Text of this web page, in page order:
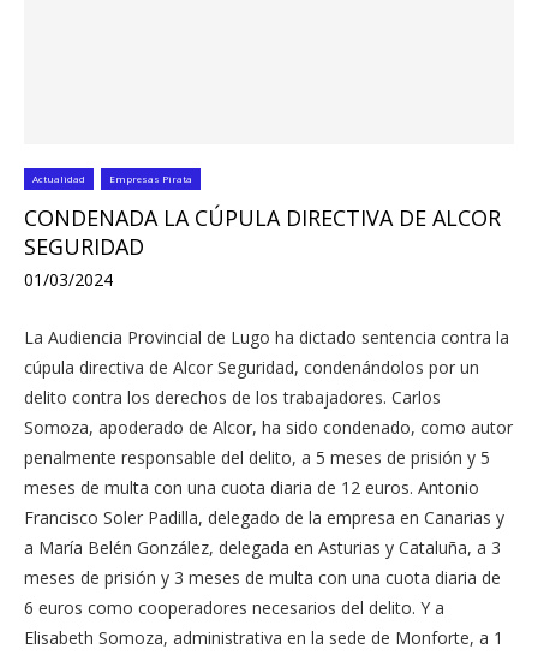
Actualidad Empresas Pirata
CONDENADA LA CÚPULA DIRECTIVA DE ALCOR
SEGURIDAD
01/03/2024
La Audiencia Provincial de Lugo ha dictado sentencia contra la
cúpula directiva de Alcor Seguridad, condenándolos por un
delito contra los derechos de los trabajadores. Carlos
Somoza, apoderado de Alcor, ha sido condenado, como autor
penalmente responsable del delito, a 5 meses de prisión y 5
meses de multa con una cuota diaria de 12 euros. Antonio
Francisco Soler Padilla, delegado de la empresa en Canarias y
a María Belén González, delegada en Asturias y Cataluña, a 3
meses de prisión y 3 meses de multa con una cuota diaria de
6 euros como cooperadores necesarios del delito. Y a
Elisabeth Somoza, administrativa en la sede de Monforte, a 1